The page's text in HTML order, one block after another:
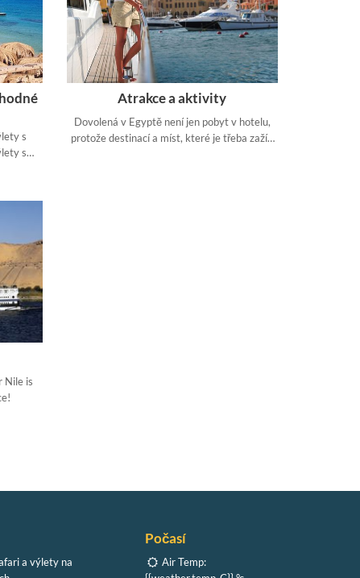
s
s
Atrakce a aktivity
Dovolená v Egyptě není jen pobyt v hotelu,
protože destinací a míst, které je třeba zažít,
Nile is
a výlety na
Počasí
Air Temp: